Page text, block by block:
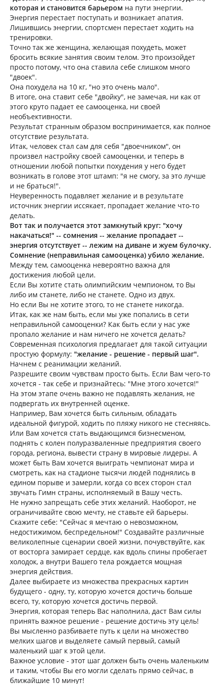
которая и становится барьером на пути энергии.
Энергия перестает поступать и возникает апатия.
Лишившись энергии, спортсмен перестает ходить на
тренировки.
Точно так же женщина, желающая похудеть, может
бросить всякие занятия своим телом. Это произойдет
просто потому, что она ставила себе слишком много
"двоек".
Она похудела на 10 кг, "но это очень мало".
В итоге, она ставит себе "двойку", не замечая, ни как от
этого круто падает ее самооценка, ни своей
необъективности.
Результат странным образом воспринимается, как полное
отсутствие результата.
Итак, человек стал сам для себя "двоечником", он
произвел настройку своей самооценки, и теперь в
отношении любой попытки похудения у него будет
возникать в голове этот штамп: "я не смогу, за это лучше
и не браться!".
Неуверенность подавляет желание и в результате
источник энергии иссякает, пропадает желание что-то
делать.
Вот так и получается этот замкнутый круг: "хочу
накачаться!" -- сомнения -- желание пропадает --
энергия отсутствует -- лежим на диване и жуем булочку.
Сомнение (неправильная самооценка) убило желание.
Между тем, самооценка невероятно важна для
достижения любой цели.
Если Вы хотите стать олимпийским чемпионом, то Вы
либо им станете, либо не станете. Одно из двух.
Но если Вы не хотите этого, то не станете никогда.
Итак, как же нам быть, если мы уже попались в сети
неправильной самооценки? Как быть если у нас уже
пропало желание и нам ничего не хочется делать?
Современная психология предлагает для такой ситуации
простую формулу: "желание - решение - первый шаг".
Начнем с реанимации желаний.
Разрешите своим чувствам просто быть. Если Вам чего-то
хочется - так себе и признайтесь: "Мне этого хочется!"
На этом этапе очень важно не подавлять желания, не
подвергать их внутренней оценке.
Например, Вам хочется быть сильным, обладать
идеальной фигурой, ходить по пляжу никого не стесняясь.
Или Вам хочется стать выдающимся бизнесменом,
поднять с колен полуразваленные предприятия своего
города, региона, вывести страну в мировые лидеры. А
может быть Вам хочется выиграть чемпионат мира и
смотреть, как на стадионе тысячи людей поднялись в
едином порыве и замерли, когда со всех сторон стал
звучать Гимн страны, исполняемый в Вашу честь.
Не нужно запрещать себе этих желаний. Наоборот, не
ограничивайте свою мечту, не ставьте ей барьеры.
Скажите себе: "Сейчас я мечтаю о невозможном,
недостижимом, беспредельном!" Создавайте различные
великолепные сценарии своей жизни, почувствуйте, как
от восторга замирает сердце, как вдоль спины пробегает
холодок, а внутри Вашего тела рождается мощная
энергия действия.
Далее выбираете из множества прекрасных картин
будущего - одну, ту, которую хочется достичь больше
всего, ту, которую хочется достичь первой.
Энергия, которая теперь Вас наполнила, даст Вам силы
принять важное решение - решение достичь эту цель!
Вы мысленно разбиваете путь к цели на множество
мелких шагов и выделяете самый первый, самый
маленький шаг к этой цели.
Важное условие - этот шаг должен быть очень маленьким
и таким, чтобы Вы его могли сделать прямо сейчас, в
ближайшие 10 минут!